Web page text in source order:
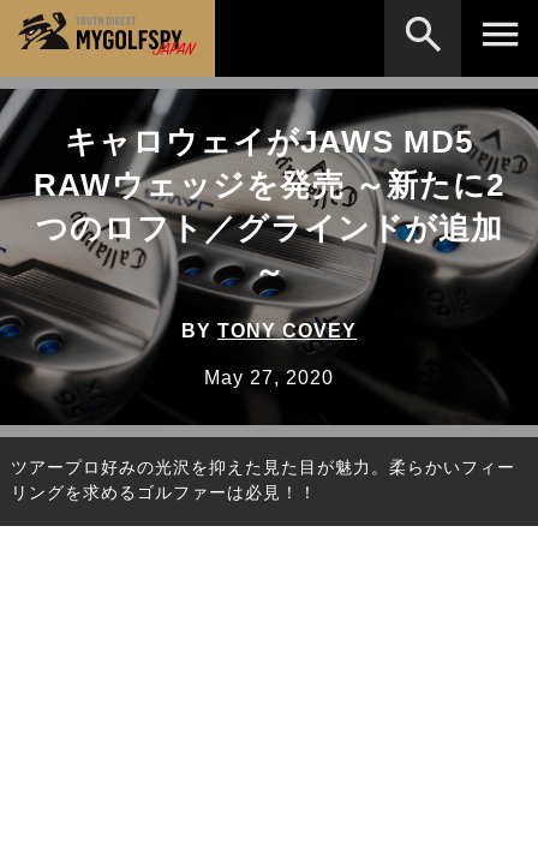
キャロウェイがJAWS MD5
RAWウェッジを発売 ～新たに2
つのロフト／グラインドが追加
～
BY TONY COVEY
May 27, 2020
ツアープロ好みの光沢を抑えた見た目が魅力。柔らかいフィー
リングを求めるゴルファーは必見！！
MOST WANTED テストランキング
NEW RELEASES 新製品情報
HOW TO ゴルフ上達・実践テクニック
LAB テスト・データ検証
Golf News ゴルフニュース
REVIEWS 製品レビュー
DRIVERS ドライバー
FAIRWAY WOODS フェアウェイウッド
HYBRIDS ハイブリッド
※メーカー名やクラブ名など、検索したい事柄を入
力してください。
検索